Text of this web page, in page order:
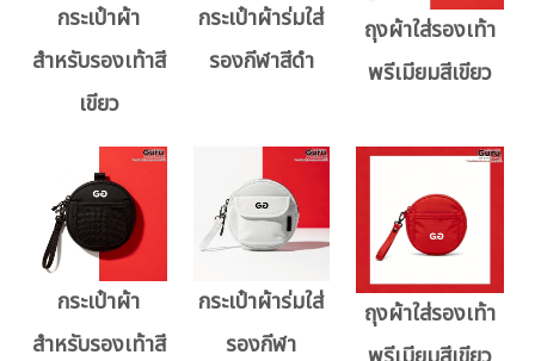
กระเป๋าผ้า
สำหรับรองเท้าสี
เขียว
กระเป๋าผ้าร่มใส่
รองกีฬาสีดำ
ถุงผ้าใส่รองเท้า
พรีเมียมสีเขียว
กระเป๋าผ้า
สำหรับรองเท้าสี
กระเป๋าผ้าร่มใส่
รองกีฬา
ถุงผ้าใส่รองเท้า